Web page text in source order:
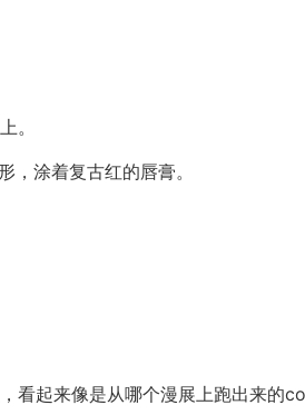
。
涂着复古红的唇膏。
看起来像是从哪个漫展上跑出来的